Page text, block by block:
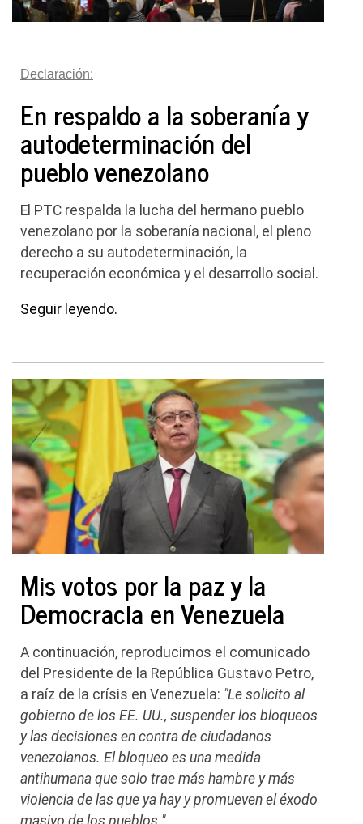
Declaración:
En respaldo a la soberanía y
autodeterminación del
pueblo venezolano
El PTC respalda la lucha del hermano pueblo
venezolano por la soberanía nacional, el pleno
derecho a su autodeterminación, la
recuperación económica y el desarrollo social.
Seguir leyendo.
Mis votos por la paz y la
Democracia en Venezuela
A continuación, reproducimos el comunicado
del Presidente de la República Gustavo Petro,
a raíz de la crísis en Venezuela: "Le solicito al
gobierno de los EE. UU., suspender los bloqueos
y las decisiones en contra de ciudadanos
venezolanos. El bloqueo es una medida
antihumana que solo trae más hambre y más
violencia de las que ya hay y promueven el éxodo
masivo de los pueblos."